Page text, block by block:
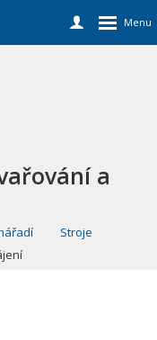
a
Stroje